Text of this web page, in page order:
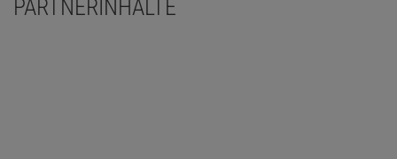
PARTNERINHALTE